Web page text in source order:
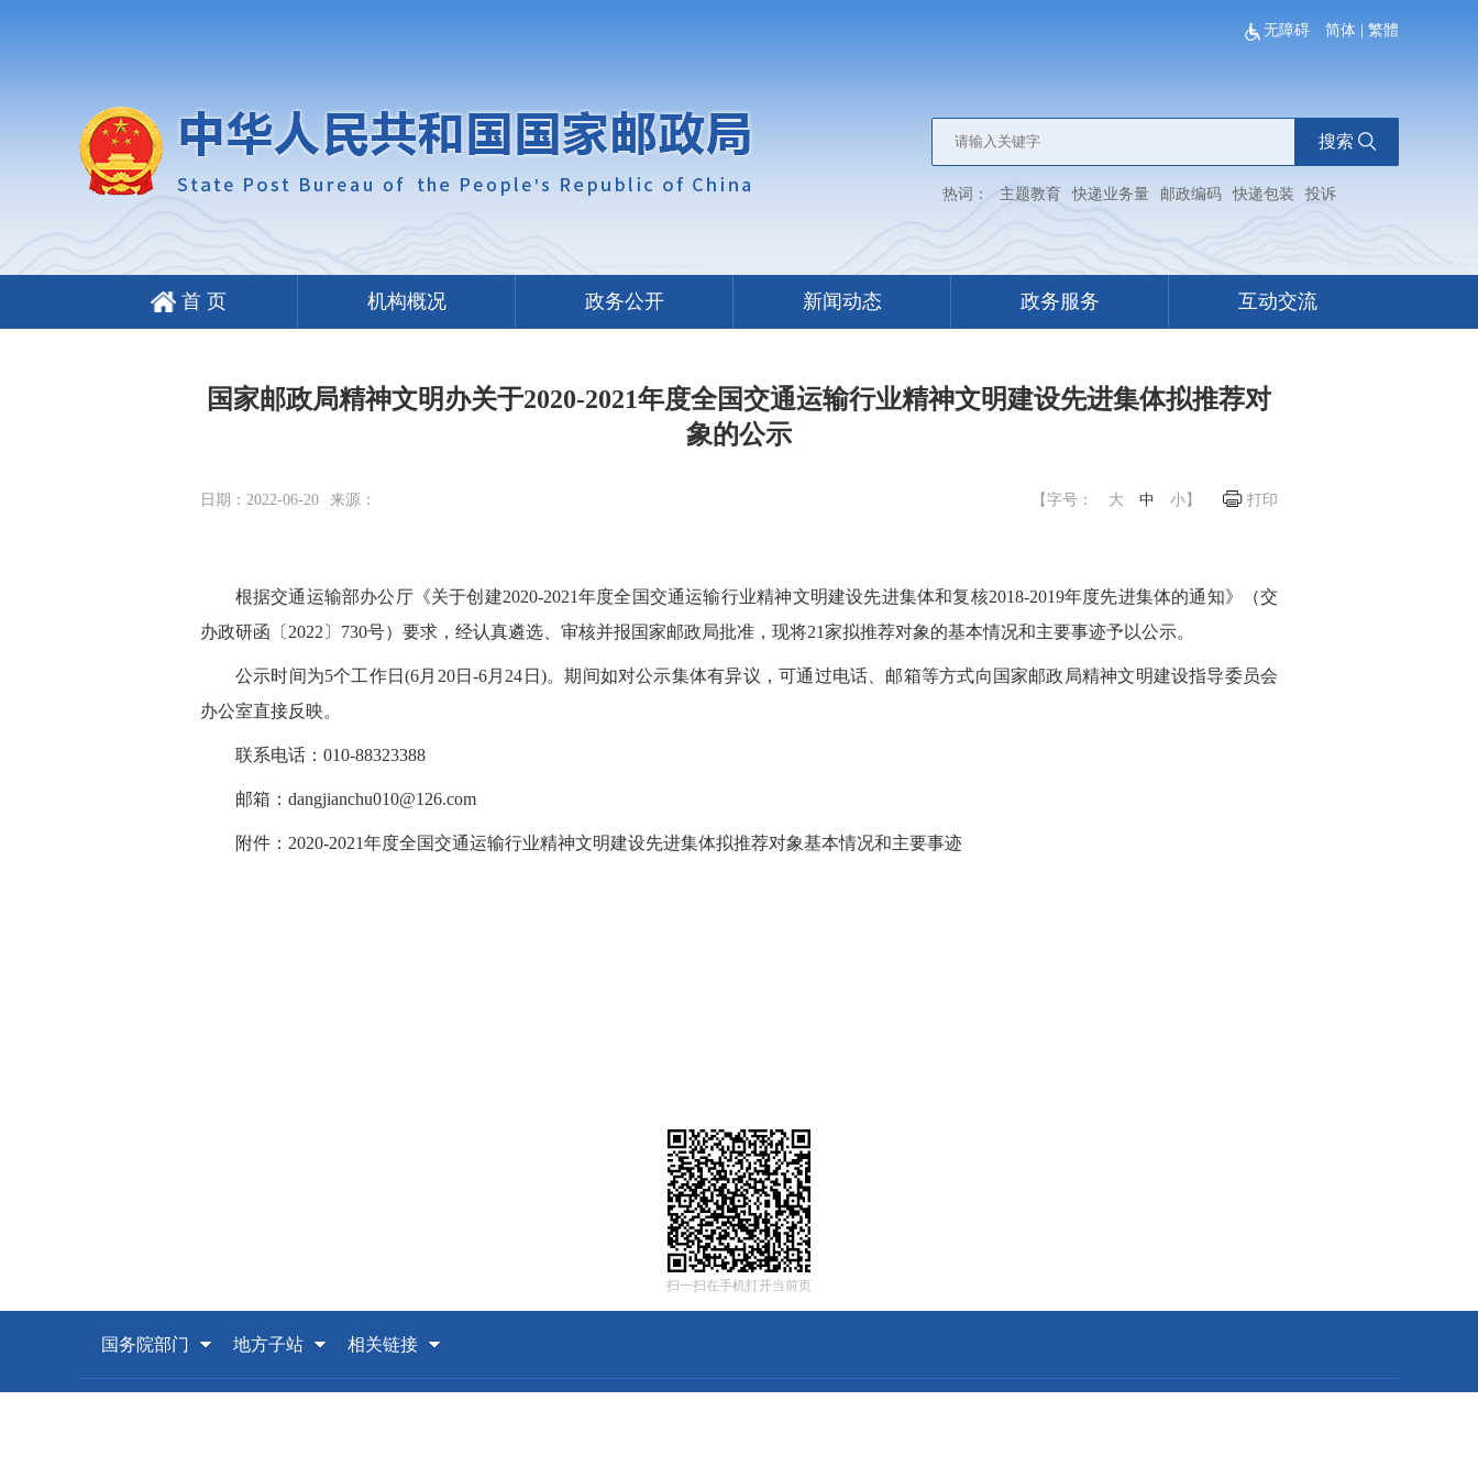
无障碍 简体 繁體
搜索
热词： 主题教育 快递业务量 邮政编码 快递包装 投诉
首 页 机构概况 政务公开 新闻动态 政务服务 互动交流
国家邮政局精神文明办关于2020-2021年度全国交通运输行业精神文明建设先进集体拟推荐对
象的公示
日期：2022-06-20 来源： 打印
【字号： 大 中 小 】
根据交通运输部办公厅《关于创建2020-2021年度全国交通运输行业精神文明建设先进集体和复核2018-2019年度先进集体的通知》（交
办政研函〔2022〕730号）要求，经认真遴选、审核并报国家邮政局批准，现将21家拟推荐对象的基本情况和主要事迹予以公示。
公示时间为5个工作日(6月20日-6月24日)。期间如对公示集体有异议，可通过电话、邮箱等方式向国家邮政局精神文明建设指导委员会
办公室直接反映。
联系电话：010-88323388
邮箱：dangjianchu010@126.com
附件： 2020-2021年度全国交通运输行业精神文明建设先进集体拟推荐对象基本情况和主要事迹
扫一扫在手机打开当前页
国务院部门 地方子站 相关链接